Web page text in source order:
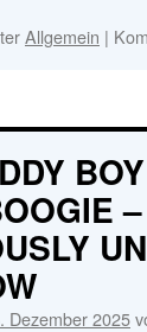
Allgemein |
Dezember 2025